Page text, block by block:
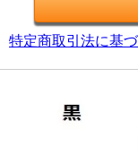
特定商取引法に基